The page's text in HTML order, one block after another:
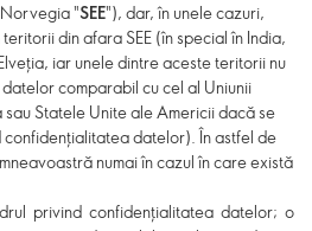
Norvegia "SEE"), dar, în unele cazuri,
din afara SEE (în special în India,
iar unele dintre aceste teritorii nu
comparabil cu cel al Uniunii
Statele Unite ale Americii dacă se
datelor). În astfel de
numai în cazul în care există
privind confidențialitatea datelor; o